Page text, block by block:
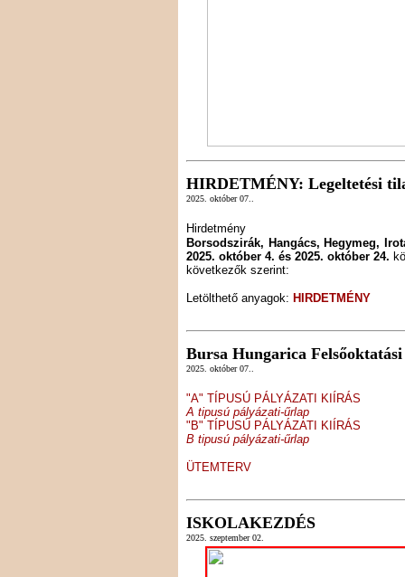
HIRDETMÉNY: Legeltetési
2025. október 07..
Hirdetmény
Borsodszirák, Hangács, Hegymeg,
2025. október 4. és 2025. október 24.
következők szerint:
Letölthető anyagok: HIRDETMÉNY
Bursa Hungarica
2025. október 07..
"A" TÍPUSÚ PÁLYÁZATI KIÍRÁS
A tipusú pályázati-űrlap
"B" TÍPUSÚ PÁLYÁZATI KIÍRÁS
B tipusú pályázati-űrlap
ÜTEMTERV
ISKOLAKEZDÉS
2025. szeptember 02.